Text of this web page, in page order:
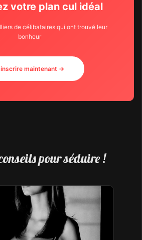
votre plan cul idéal
de célibataires qui ont trouvé leur
bonheur
maintenant →
pour séduire !